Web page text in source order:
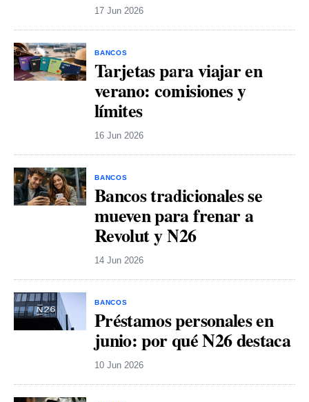
17 Jun 2026
BANCOS
Tarjetas para viajar en
verano: comisiones y
límites
16 Jun 2026
BANCOS
Bancos tradicionales se
mueven para frenar a
Revolut y N26
14 Jun 2026
BANCOS
Préstamos personales en
junio: por qué N26 destaca
10 Jun 2026